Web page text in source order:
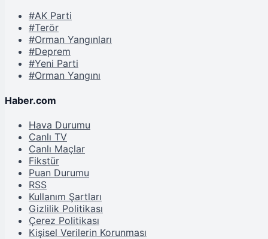
#AK Parti
#Terör
#Orman Yangınları
#Deprem
#Yeni Parti
#Orman Yangını
Haber.com
Hava Durumu
Canlı TV
Canlı Maçlar
Fikstür
Puan Durumu
RSS
Kullanım Şartları
Gizlilik Politikası
Çerez Politikası
Kişisel Verilerin Korunması